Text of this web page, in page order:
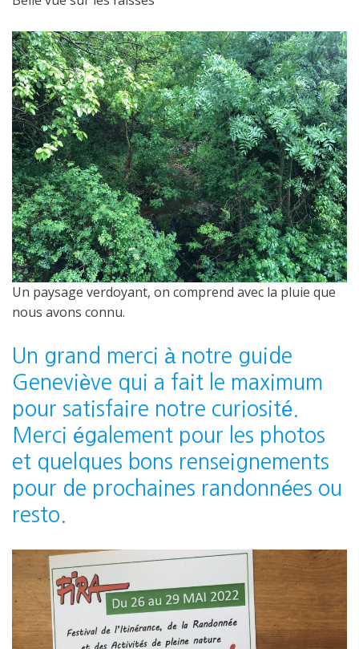
Un paysage verdoyant, on comprend avec la pluie que
nous avons connu.
Un grand merci à notre guide
Geneviève qui a fait le maximum
pour satisfaire notre curiosité.
Merci également pour les photos
et quelques bons renseignements
pour de prochaines randonnées ou
resto.